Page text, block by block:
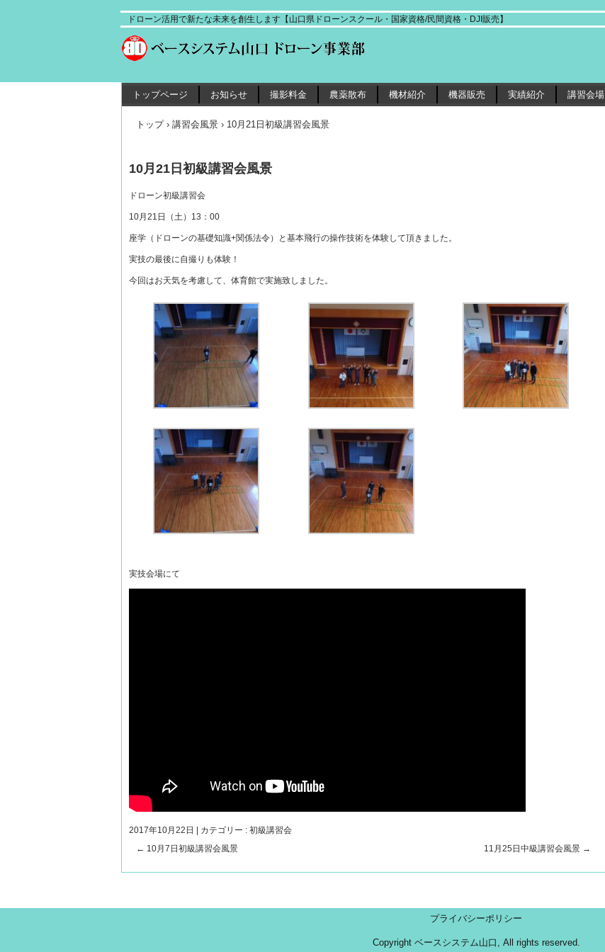
ドローン活用で新たな未来を創生します【山口県ドローンスクール・国家資格/民間資格・DJI販売】
トップページ お知らせ 撮影料金 農薬散布 機材紹介 機器販売 実績紹介 講習会場
トップ › 講習会風景 › 10月21日初級講習会風景
10月21日初級講習会風景
ドローン初級講習会
10月21日（土）13：00
座学（ドローンの基礎知識+関係法令）と基本飛行の操作技術を体験して頂きました。
実技の最後に自撮りも体験！
今回はお天気を考慮して、体育館で実施致しました。
実技会場にて
2017年10月22日 カテゴリー : 初級講習会
← 10月7日初級講習会風景 11月25日中級講習会風景 →
プライバシーポリシー
Copyright ベースシステム山口, All rights reserved.